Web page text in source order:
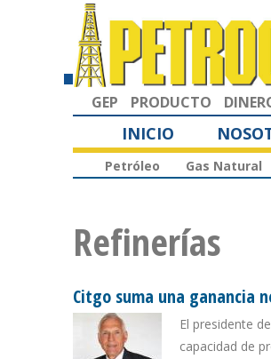
GEP PRODUCTO
INICIO
Petróleo Gas Natural
Refinerías
Citgo suma una ganancia
El presidente
capacidad de